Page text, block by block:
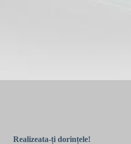
Realizeata-ți dorințele!